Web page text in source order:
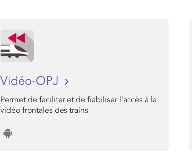
Vidéo-OPJ
Permet de faciliter et de fiabiliser l'accès à la
vidéo frontales des trains